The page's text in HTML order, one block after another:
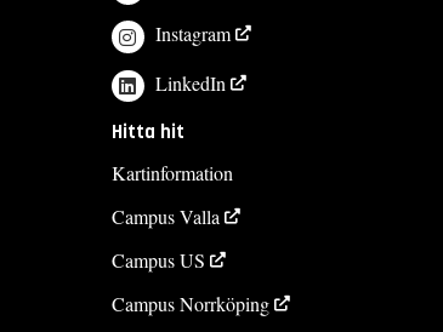
Instagram
LinkedIn
Hitta hit
Kartinformation
Campus Valla
Campus US
Campus Norrköping